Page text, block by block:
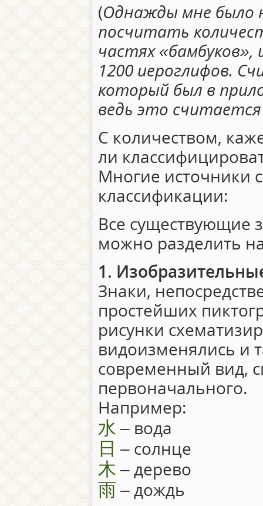
(Однажды мне было
посчитать
частях «бамбуков»,
1200 иероглифов.
который был в
ведь это
С количеством,
ли
Многие источники
классификации:
Все существующие
можно разделить
1.
Знаки,
простейших
рисунки
видоизменялись и
современный вид,
первоначального.
Например:
水 – вода
日 – солнце
木 – дерево
雨 – дождь